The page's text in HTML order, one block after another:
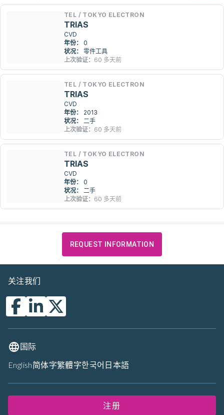
TEL / TOKYO ELECTRON
TRIAS
CVD
年份：
0
状况：
零件工具
上次验证： 60 多天前
TEL / TOKYO ELECTRON
TRIAS
CVD
年份：
2013
状况：
二手
上次验证： 60 多天前
TEL / TOKYO ELECTRON
TRIAS
CVD
年份：
0
状况：
二手
上次验证： 60 多天前
REQUEST INFORMATION
关注我们
国际
English简体字繁體字한국어 日本語
注册